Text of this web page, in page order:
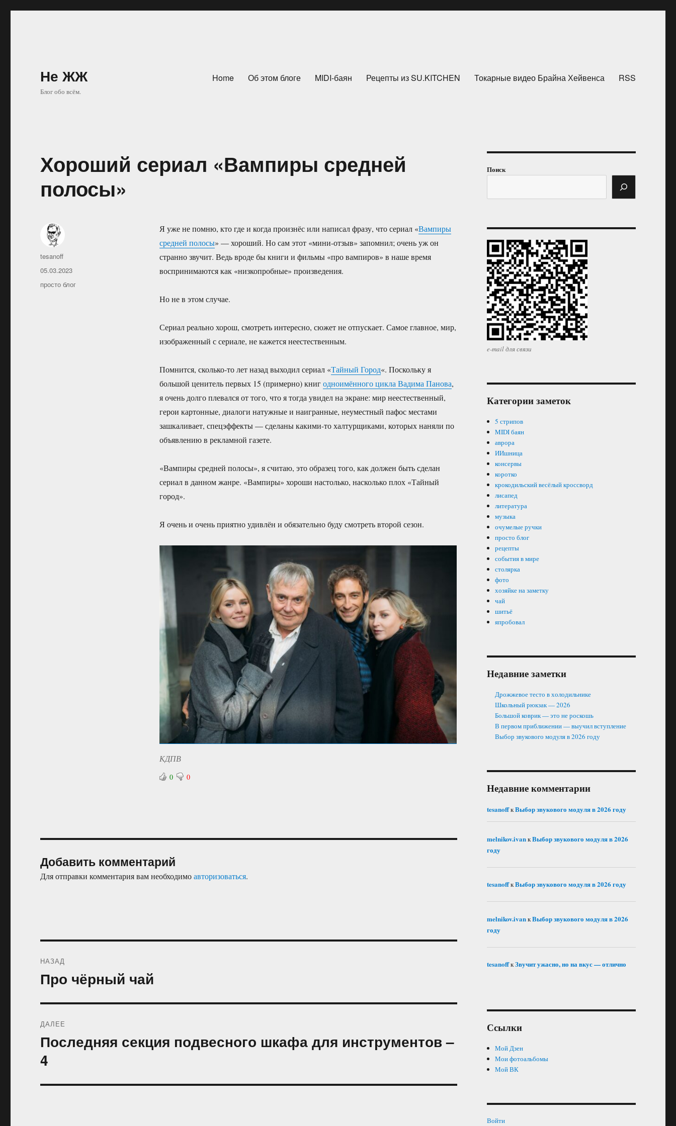
Не ЖЖ
Блог обо всём.
Home Об этом блоге MIDI-баян Рецепты из SU.KITCHEN Токарные видео Брайна Хейвенса RSS
Хороший сериал «Вампиры средней
полосы»
Я уже не помню, кто где и когда произнёс или написал фразу, что сериал «Вампиры
средней полосы» — хороший. Но сам этот «мини-отзыв» запомнил; очень уж он
странно звучит. Ведь вроде бы книги и фильмы «про вампиров» в наше время
воспринимаются как «низкопробные» произведения.
Но не в этом случае.
Сериал реально хорош, смотреть интересно, сюжет не отпускает. Самое главное, мир,
изображенный с сериале, не кажется неестественным.
Помнится, сколько-то лет назад выходил сериал «Тайный Город«. Поскольку я
большой ценитель первых 15 (примерно) книгодноимённого цикла Вадима Панова,
я очень долго плевался от того, что я тогда увидел на экране: мир неестественный,
герои картонные, диалоги натужные и наигранные, неуместный пафос местами
зашкаливает, спецэффекты — сделаны какими-то халтурщиками, которых наняли по
объявлению в рекламной газете.
«Вампиры средней полосы», я считаю, это образец того, как должен быть сделан
сериал в данном жанре. «Вампиры» хороши настолько, насколько плох «Тайный
город».
Я очень и очень приятно удивлён и обязательно буду смотреть второй сезон.
КДПВ
0 0
Автор
tesanoff
Опубликовано
05.03.2023
Рубрики
просто блог
Добавить комментарий
Для отправки комментария вам необходимоавторизоваться.
по
НАЗАД
Предыдущая
запись:
Про чёрный чай
ДАЛЕЕ
Следующая
запись:
Последняя секция подвесного шкафа для инструментов –
4
Поиск
e-mail для связи
Категории заметок
5 стрипов
MIDI баян
аврора
ИИшница
консервы
коротко
крокодильский весёлый кроссворд
лисапед
литература
музыка
очумелые ручки
просто блог
рецепты
события в мире
столярка
фото
хозяйке на заметку
чай
шитьё
япробовал
Недавние заметки
Дрожжевое тесто в холодильнике
Школьный рюкзак — 2026
Большой коврик — это не роскошь
В первом приближении — выучил вступление
Выбор звукового модуля в 2026 году
Недавние комментарии
tesanoffкВыбор звукового модуля в 2026 году
melnikov.ivanкВыбор звукового модуля в 2026
году
tesanoffкВыбор звукового модуля в 2026 году
melnikov.ivanкВыбор звукового модуля в 2026
году
tesanoffкЗвучит ужасно, но на вкус — отлично
Ссылки
Мой Дзен
Мои фотоальбомы
Мой ВК
Войти